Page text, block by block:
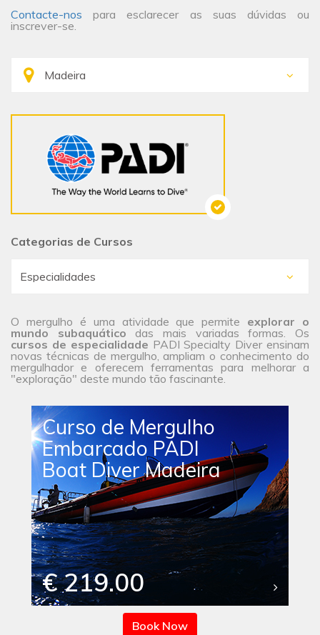
Contacte-nos para esclarecer as suas dúvidas ou
inscrever-se.
Categorias de Cursos
O mergulho é uma atividade que permite explorar o
mundo subaquático das mais variadas formas. Os
cursos de especialidade PADI Specialty Diver ensinam
novas técnicas de mergulho, ampliam o conhecimento do
mergulhador e oferecem ferramentas para melhorar a
"exploração" deste mundo tão fascinante.
Curso de Mergulho
Embarcado PADI
Boat Diver Madeira
€ 219.00
Book Now